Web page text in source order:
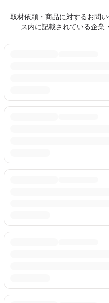
取材依頼・商品に対するお問
ス内に記載されている企業